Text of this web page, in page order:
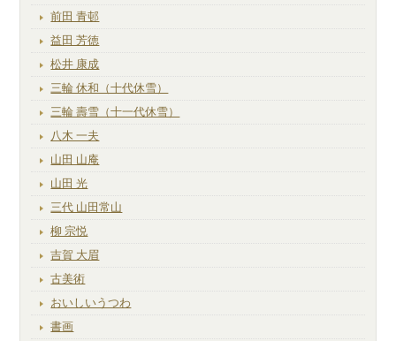
前田 青邨
益田 芳徳
松井 康成
三輪 休和（十代休雪）
三輪 壽雪（十一代休雪）
八木 一夫
山田 山庵
山田 光
三代 山田常山
柳 宗悦
吉賀 大眉
古美術
おいしいうつわ
書画